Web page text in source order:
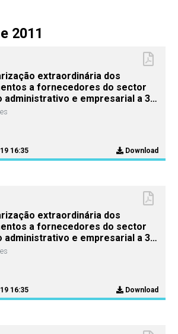
2011
extraordinária dos
a fornecedores do sector
administrativo e empresarial a 31
de 2011
16:35 Download
extraordinária dos
a fornecedores do sector
administrativo e empresarial a 30
de 2011
16:35 Download